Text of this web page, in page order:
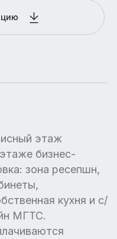
этаж
бизнес-
зона ресепшн,
кухня и с/
МГТС.